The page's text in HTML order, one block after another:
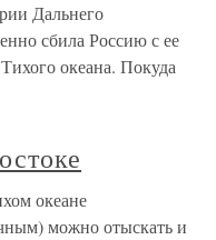
Дальнего
сбила Россию с ее
океана. Покуда
океане
можно отыскать и